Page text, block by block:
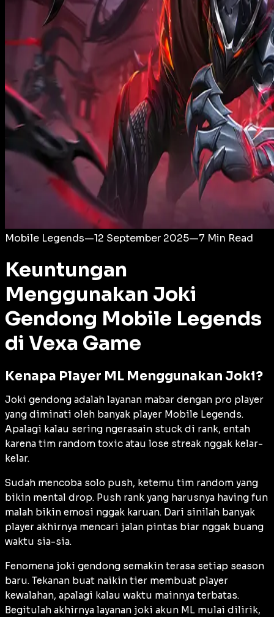
Login
Mobile Legends—12 September 2025—7 Min Read
Keuntungan
Menggunakan Joki
Gendong Mobile Legends
di Vexa Game
Kenapa Player ML Menggunakan Joki?
Joki gendong adalah layanan mabar dengan pro player
yang diminati oleh banyak player Mobile Legends.
Apalagi kalau sering ngerasain stuck di rank, entah
karena tim random toxic atau lose streak nggak kelar-
kelar.
Sudah mencoba solo push, ketemu tim random yang
bikin mental drop. Push rank yang harusnya having fun
malah bikin emosi nggak karuan. Dari sinilah banyak
player akhirnya mencari jalan pintas biar nggak buang
waktu sia-sia.
Fenomena joki gendong semakin terasa setiap season
baru. Tekanan buat naikin tier membuat player
kewalahan, apalagi kalau waktu mainnya terbatas.
Begitulah akhirnya layanan joki akun ML mulai dilirik,